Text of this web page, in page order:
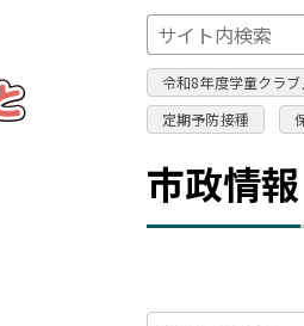
令和8年度学童クラ
定期予防接種
市政情報